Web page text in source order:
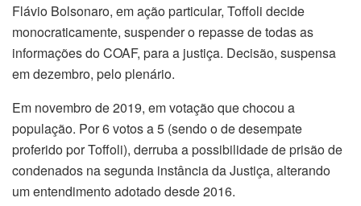
Flávio Bolsonaro, em ação particular, Toffoli decide
monocraticamente, suspender o repasse de todas as
informações do COAF, para a justiça. Decisão, suspensa
em dezembro, pelo plenário.
Em novembro de 2019, em votação que chocou a
população. Por 6 votos a 5 (sendo o de desempate
proferido por Toffoli), derruba a possibilidade de prisão de
condenados na segunda instância da Justiça, alterando
um entendimento adotado desde 2016.